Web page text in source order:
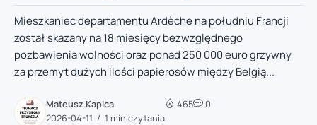
Mieszkaniec departamentu Ardèche na południu Francji
został skazany na 18 miesięcy bezwzględnego
pozbawienia wolności oraz ponad 250 000 euro grzywny
za przemyt dużych ilości papierosów między Belgią...
Mateusz Kapica
2026-04-11
1 min czytania
465 0